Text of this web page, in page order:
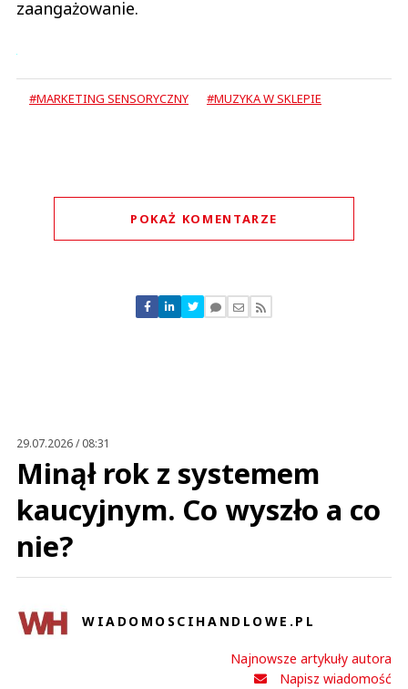
zaangażowanie.
#MARKETING SENSORYCZNY #MUZYKA W SKLEPIE
POKAŻ KOMENTARZE
Nie znaleziono komentarzy
Zostaw swoje komentarze
29.07.2026 / 08:31
Minął rok z systemem
kaucyjnym. Co wyszło a co
nie?
WIADOMOSCIHANDLOWE.PL
Najnowsze artykuły autora
Napisz wiadomość